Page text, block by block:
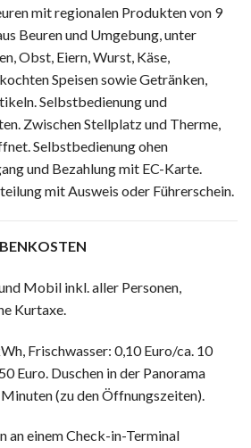
mit regionalen Produkten von 9
Beuren und Umgebung, unter
Obst, Eiern, Wurst, Käse,
Speisen sowie Getränken,
Selbstbedienung und
Zwischen Stellplatz und Therme,
Selbstbedienung ohen
und Bezahlung mit EC-Karte.
mit Ausweis oder Führerschein.
Mobil inkl. aller Personen,
Kurtaxe.
Frischwasser: 0,10 Euro/ca. 10
Euro. Duschen in der Panorama
(zu den Öffnungszeiten).
an einem Check-in-Terminal